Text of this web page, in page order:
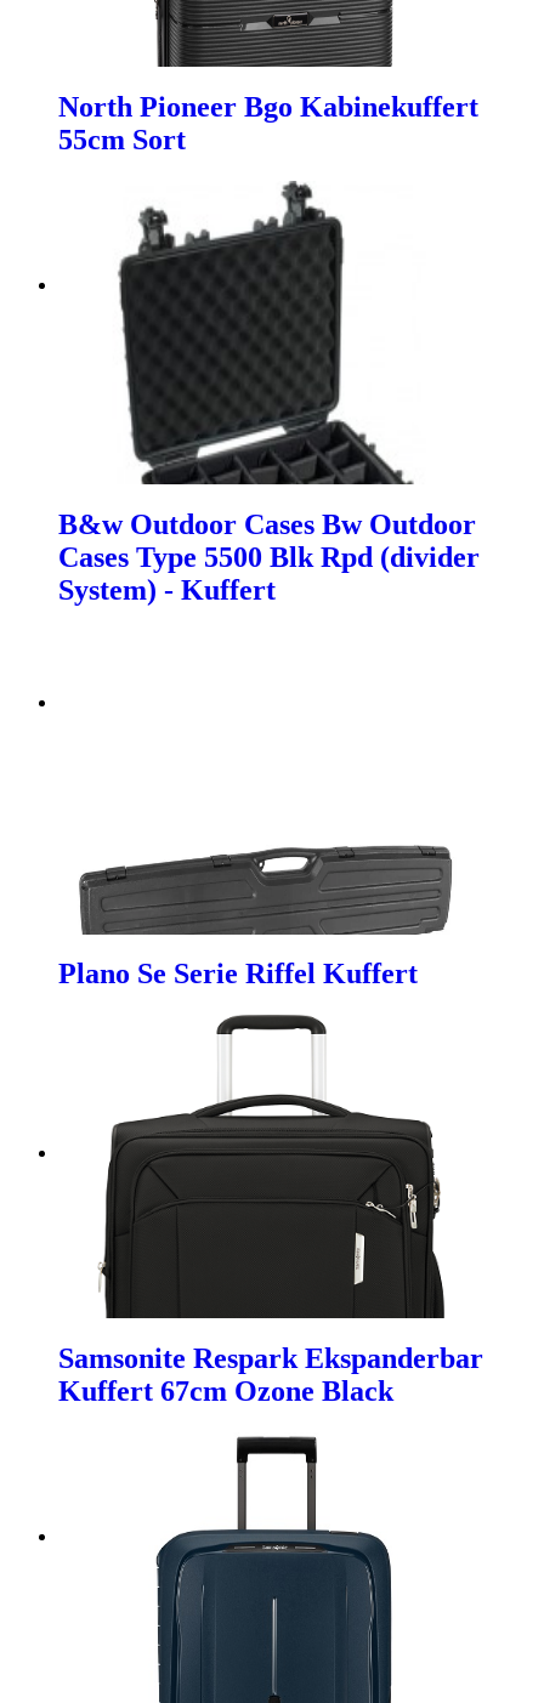
North Pioneer Bgo Kabinekuffert
55cm Sort
B&w Outdoor Cases Bw Outdoor
Cases Type 5500 Blk Rpd (divider
System) - Kuffert
Plano Se Serie Riffel Kuffert
Samsonite Respark Ekspanderbar
Kuffert 67cm Ozone Black